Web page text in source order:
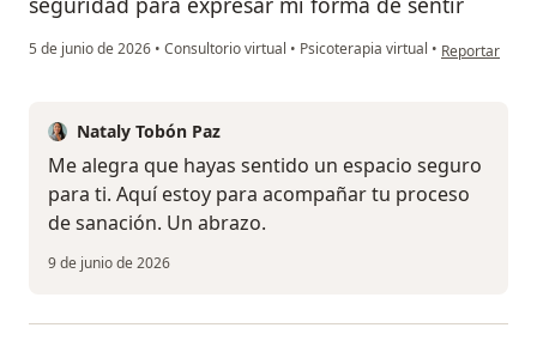
5 de junio de 2026 • Consultorio virtual • Psicoterapia virtual • en opinión
Reportar
Nataly Tobón Paz
Me alegra que hayas sentido un espacio seguro
para ti. Aquí estoy para acompañar tu proceso
de sanación. Un abrazo.
9 de junio de 2026